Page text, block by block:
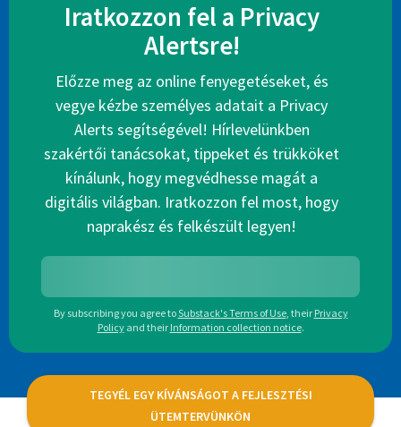
Iratkozzon fel a Privacy
Alertsre!
Előzze meg az online fenyegetéseket, és
vegye kézbe személyes adatait a Privacy
Alerts segítségével! Hírlevelünkben
szakértői tanácsokat, tippeket és trükköket
kínálunk, hogy megvédhesse magát a
digitális világban. Iratkozzon fel most, hogy
naprakész és felkészült legyen!
By subscribing you agree toSubstack's Terms of Use, their Privacy
Policy and their Information collection notice.
TEGYÉL EGY KÍVÁNSÁGOT A FEJLESZTÉSI
ÜTEMTERVÜNKÖN